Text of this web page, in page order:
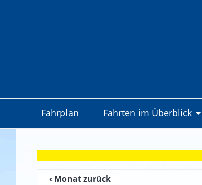
Fahrplan Fahrten im Überblick
‹ Monat zurück